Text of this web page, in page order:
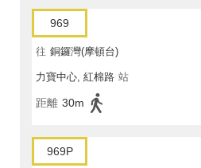
969
往 銅鑼灣(摩頓台)
力寶中心, 紅棉路 站
距離 30m
969P